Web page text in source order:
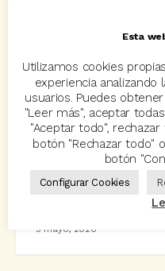
Se mantiene el
principales ramos no
2 junio, 2026
Descenso
vida, en el mes de abril
5 mayo, 2026
Esta
Utilizamos cookies
experiencia analizando
usuarios. Puedes
"Leer más", aceptar
"Aceptar todo",
botón "Rechazar todo"
botón
Configurar Cookies